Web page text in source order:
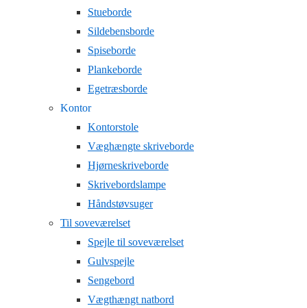
Stueborde
Sildebensborde
Spiseborde
Plankeborde
Egetræsborde
Kontor
Kontorstole
Væghængte skriveborde
Hjørneskriveborde
Skrivebordslampe
Håndstøvsuger
Til soveværelset
Spejle til soveværelset
Gulvspejle
Sengebord
Vægthængt natbord